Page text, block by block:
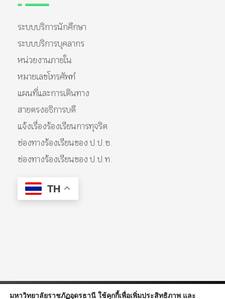
ระบบบริการนักศึกษา
ระบบบริการบุคลากร
หน่วยงานภายใน
หมายเลขโทรศัพท์
แผนที่และการเดินทาง
สายตรงอธิการบดี
แจ้งเรื่องร้องเรียนการทุจริต
ช่องทางร้องเรียนของ ป.ป.ช.
ช่องทางร้องเรียนของ ป.ป.ท.
TH
มหาวิทยาลัยราชภัฏอุดรธานี ใช้คุกกี้เพื่อเพิ่มประสิทธิภาพ และ